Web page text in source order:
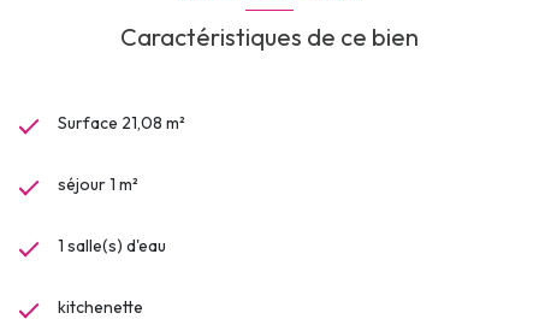
Caractéristiques de ce bien
Surface 21,08 m²
séjour 1 m²
1 salle(s) d'eau
kitchenette